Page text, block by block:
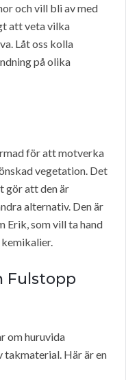
och vill bli av med
att veta vilka
Låt oss kolla
på olika
för att motverka
vegetation. Det
gör att den är
alternativ. Den är
Erik, som vill ta hand
Fulstopp
om huruvida
takmaterial. Här är en